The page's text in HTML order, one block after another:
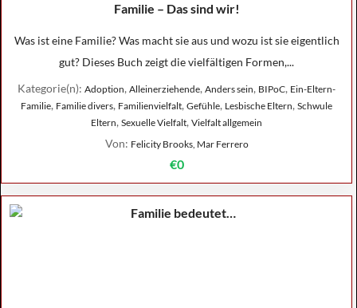
Familie – Das sind wir!
Was ist eine Familie? Was macht sie aus und wozu ist sie eigentlich
gut? Dieses Buch zeigt die vielfältigen Formen,...
Kategorie(n): Adoption, Alleinerziehende, Anders sein, BIPoC, Ein-Eltern-
Familie, Familie divers, Familienvielfalt, Gefühle, Lesbische Eltern, Schwule
Eltern, Sexuelle Vielfalt, Vielfalt allgemein
Von: Felicity Brooks, Mar Ferrero
€0